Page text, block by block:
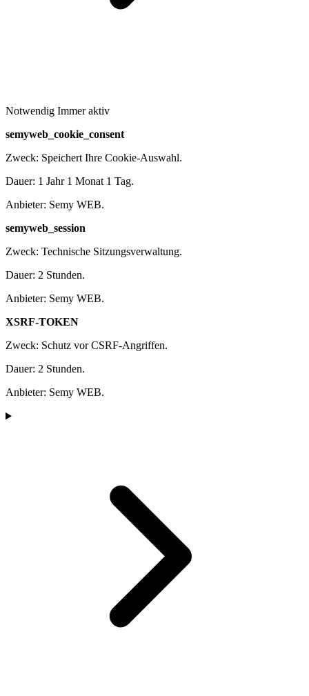
Notwendig Immer aktiv
semyweb_cookie_consent
Zweck: Speichert Ihre Cookie-Auswahl.
Dauer: 1 Jahr 1 Monat 1 Tag.
Anbieter: Semy WEB.
semyweb_session
Zweck: Technische Sitzungsverwaltung.
Dauer: 2 Stunden.
Anbieter: Semy WEB.
XSRF-TOKEN
Zweck: Schutz vor CSRF-Angriffen.
Dauer: 2 Stunden.
Anbieter: Semy WEB.